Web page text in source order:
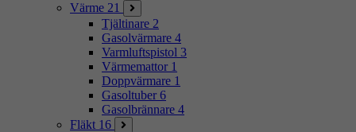
Värme 21
Tjältinare 2
Gasolvärmare 4
Varmluftspistol 3
Värmemattor 1
Doppvärmare 1
Gasoltuber 6
Gasolbrännare 4
Fläkt 16